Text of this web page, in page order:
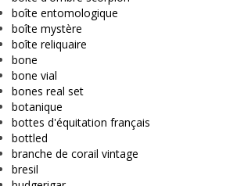
boîte entomologique
boîte mystère
boîte reliquaire
bone
bone vial
bones real set
botanique
bottes d'équitation français
bottled
branche de corail vintage
bresil